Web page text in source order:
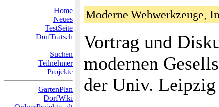
Home
Neues
TestSeite
DorfTratsch
Suchen
Teilnehmer
Projekte
GartenPlan
DorfWiki
Moderne Webwerkzeuge,
Vortrag und
modernen
der Univ. Leipzig